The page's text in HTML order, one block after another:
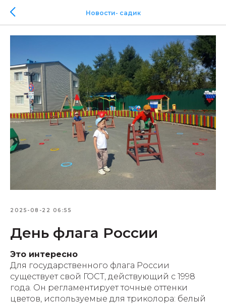
Новости- садик
2025-08-22 06:55
День флага России
Это интересно
Для государственного флага России
существует свой ГОСТ, действующий с 1998
года. Он регламентирует точные оттенки
цветов, используемые для триколора: белый